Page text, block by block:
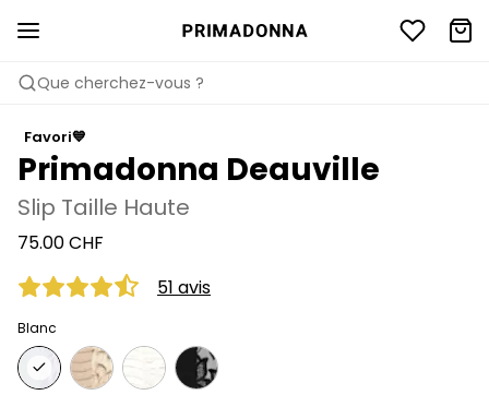
Que cherchez-vous ?
Favori💙
Primadonna Deauville
Slip Taille Haute
75.00 CHF
51 avis
Blanc